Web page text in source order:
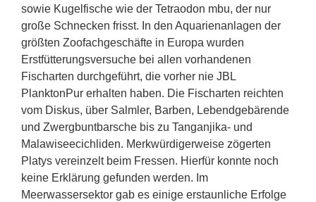
sowie Kugelfische wie der Tetraodon mbu, der nur
große Schnecken frisst. In den Aquarienanlagen der
größten Zoofachgeschäfte in Europa wurden
Erstfütterungsversuche bei allen vorhandenen
Fischarten durchgeführt, die vorher nie JBL
PlanktonPur erhalten haben. Die Fischarten reichten
vom Diskus, über Salmler, Barben, Lebendgebärende
und Zwergbuntbarsche bis zu Tanganjika- und
Malawiseecichliden. Merkwürdigerweise zögerten
Platys vereinzelt beim Fressen. Hierfür konnte noch
keine Erklärung gefunden werden. Im
Meerwassersektor gab es einige erstaunliche Erfolge